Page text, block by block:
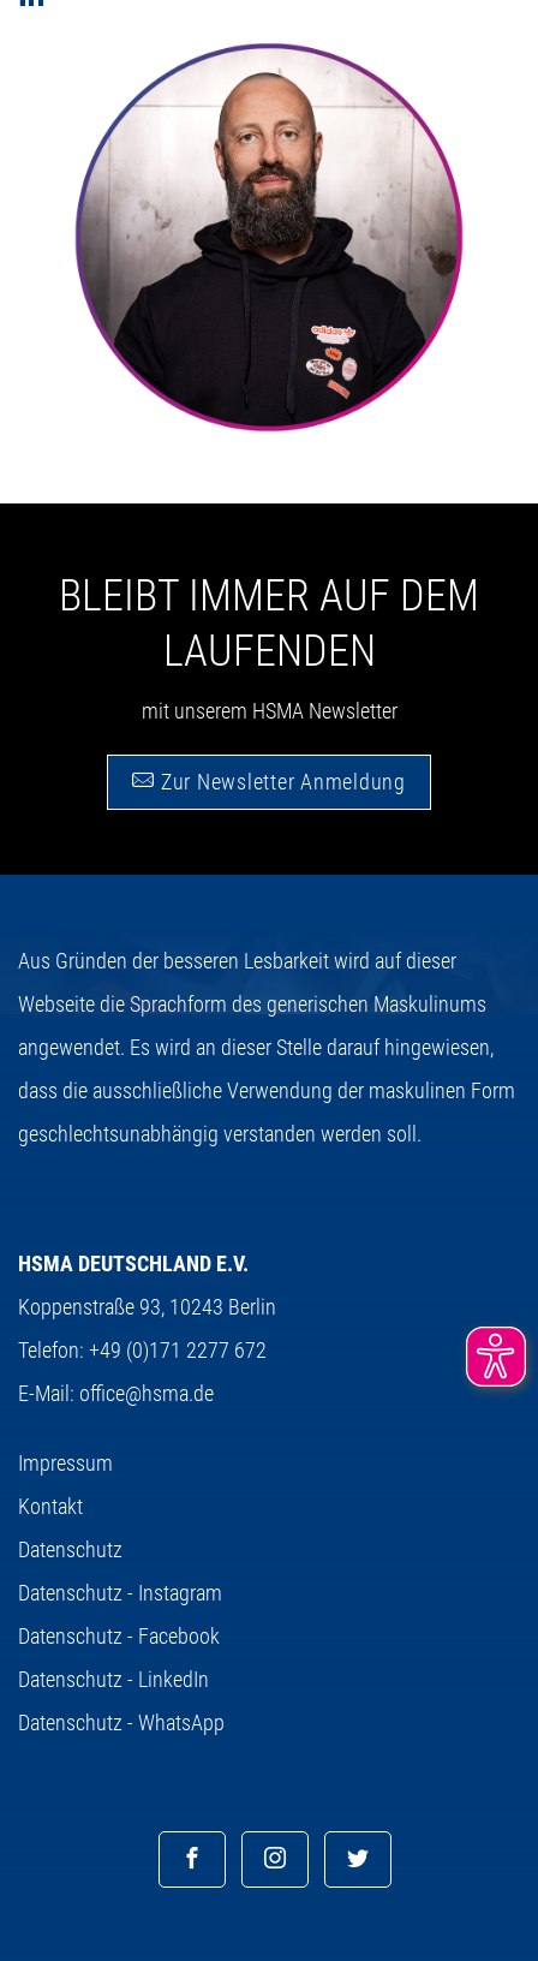
BLEIBT IMMER AUF DEM
LAUFENDEN
mit unserem HSMA Newsletter
Zur Newsletter Anmeldung
Aus Gründen der besseren Lesbarkeit wird auf dieser
Webseite die Sprachform des generischen Maskulinums
angewendet. Es wird an dieser Stelle darauf hingewiesen,
dass die ausschließliche Verwendung der maskulinen Form
geschlechtsunabhängig verstanden werden soll.
HSMA DEUTSCHLAND E.V.
Koppenstraße 93, 10243 Berlin
Telefon: +49 (0)171 2277 672
E-Mail: office@hsma.de
Impressum
Kontakt
Datenschutz
Datenschutz - Instagram
Datenschutz - Facebook
Datenschutz - LinkedIn
Datenschutz - WhatsApp